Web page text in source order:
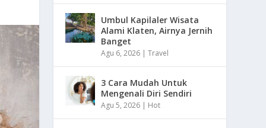
Umbul Kapilaler Wisata
Alami Klaten, Airnya Jernih
Banget
Agu 6, 2026 |Travel
3 Cara Mudah Untuk
Mengenali Diri Sendiri
Agu 5, 2026 | Hot